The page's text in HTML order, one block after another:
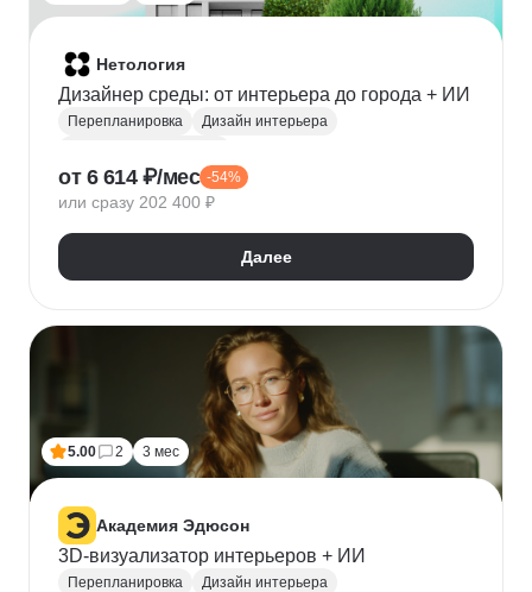
Нетология
Дизайнер среды: от интерьера до города + ИИ
Перепланировка
Дизайн интерьера
Организация пространства
AutoCAD
ArchiCAD
3D-визуализация
Декорирование интерьера
Создание чертежей
от 6 614 ₽/мес -54%
или сразу 202 400 ₽
Далее
5.00 2 3 мес
Академия Эдюсон
3D-визуализатор интерьеров + ИИ
Перепланировка
Дизайн интерьера